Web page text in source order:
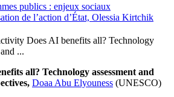
publics : enjeux sociaux
de l’action d’État, Olessia Kirtchik
Does AI benefits all? Technology
...
all? Technology assessment and
Doaa Abu Elyouness (UNESCO)